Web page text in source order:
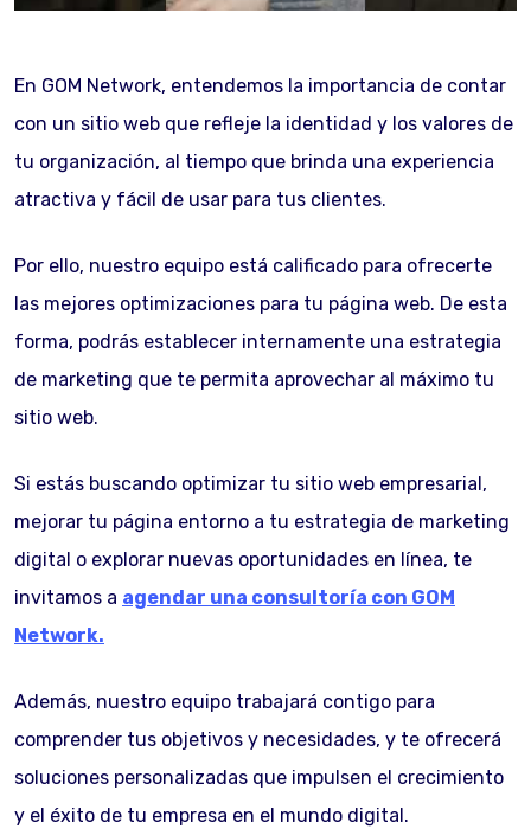
En GOM Network, entendemos la importancia de contar
con un sitio web que refleje la identidad y los valores de
tu organización, al tiempo que brinda una experiencia
atractiva y fácil de usar para tus clientes.
Por ello, nuestro equipo está calificado para ofrecerte
las mejores optimizaciones para tu página web. De esta
forma, podrás establecer internamente una estrategia
de marketing que te permita aprovechar al máximo tu
sitio web.
Si estás buscando optimizar tu sitio web empresarial,
mejorar tu página entorno a tu estrategia de marketing
digital o explorar nuevas oportunidades en línea, te
invitamos a agendar una consultoría con GOM
Network.
Además, nuestro equipo trabajará contigo para
comprender tus objetivos y necesidades, y te ofrecerá
soluciones personalizadas que impulsen el crecimiento
y el éxito de tu empresa en el mundo digital.